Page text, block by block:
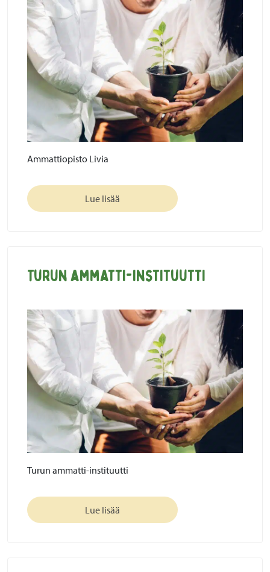
Ammattiopisto Livia
Lue lisää
Turun ammatti-instituutti
Turun ammatti-instituutti
Lue lisää